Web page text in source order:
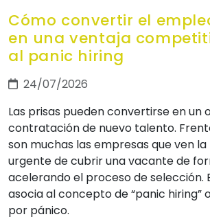
Cómo convertir el
en una ventaja
al panic hiring
24/07/2026
Las prisas pueden convertirse en un
contratación de nuevo talento.
son muchas las empresas que ven
urgente de cubrir una vacante de
acelerando el proceso de selección.
asocia al concepto de “panic hiring”
por pánico.